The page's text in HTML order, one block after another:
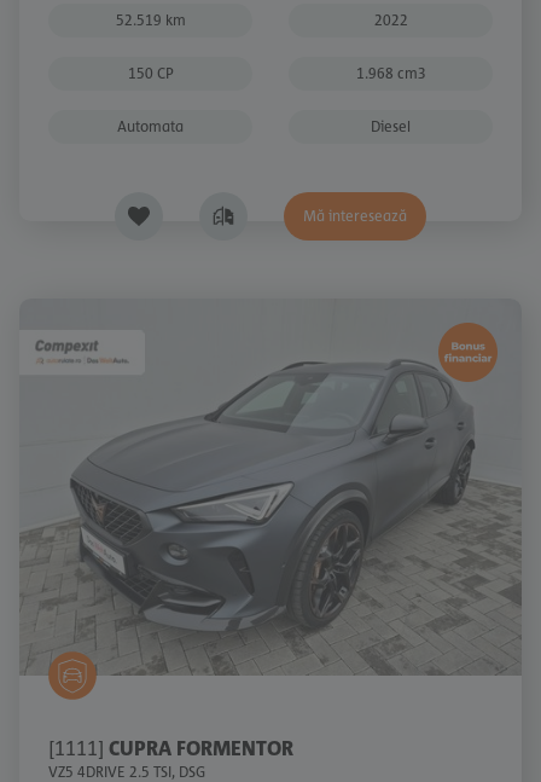
52.519 km 2022
150 CP 1.968 cm3
Automata Diesel
Mă interesează
[1111] CUPRA FORMENTOR
VZ5 4DRIVE 2.5 TSI, DSG